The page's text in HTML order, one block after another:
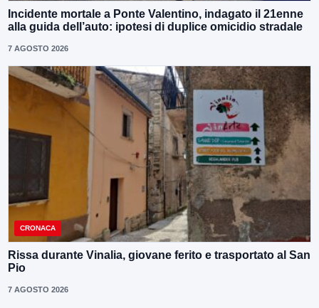
Incidente mortale a Ponte Valentino, indagato il 21enne
alla guida dell’auto: ipotesi di duplice omicidio stradale
7 AGOSTO 2026
CRONACA
Rissa durante Vinalia, giovane ferito e trasportato al San
Pio
7 AGOSTO 2026